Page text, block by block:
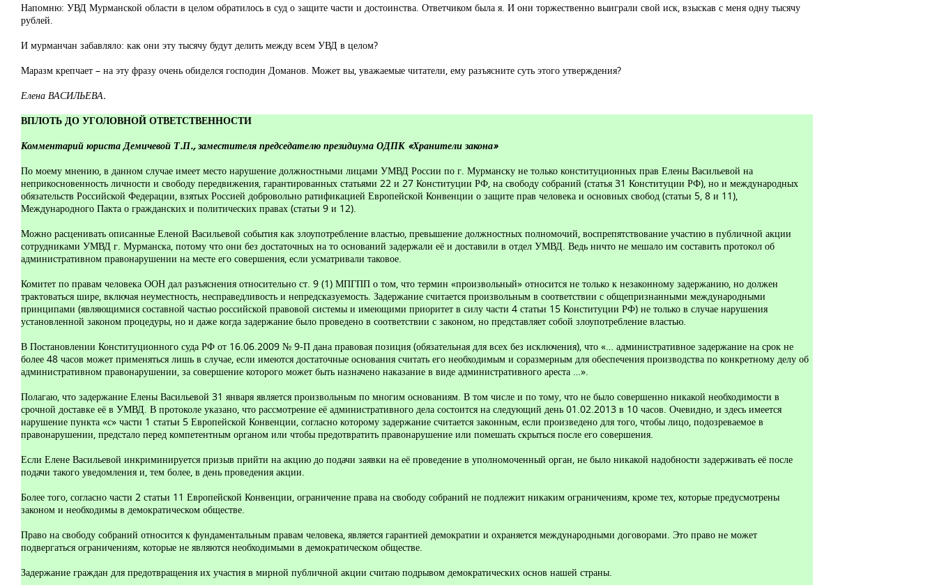
Напомню: УВД Мурманской области в целом обратилось в суд о защите части и достоинства. Ответчиком была я. И они торжественно выиграли свой иск, взыскав с меня одну тысячу
рублей.
И мурманчан забавляло: как они эту тысячу будут делить между всем УВД в целом?
Маразм крепчает – на эту фразу очень обиделся господин Доманов. Может вы, уважаемые читатели, ему разъясните суть этого утверждения?
Елена ВАСИЛЬЕВА.
ВПЛОТЬ ДО УГОЛОВНОЙ ОТВЕТСТВЕННОСТИ
Комментарий юриста Демичевой Т.П., заместителя председателю президиума ОДПК «Хранители закона»
По моему мнению, в данном случае имеет место нарушение должностными лицами УМВД России по г. Мурманску не только конституционных прав Елены Васильевой на
неприкосновенность личности и свободу передвижения, гарантированных статьями 22 и 27 Конституции РФ, на свободу собраний (статья 31 Конституции РФ), но и международных
обязательств Российской Федерации, взятых Россией добровольно ратификацией Европейской Конвенции о защите прав человека и основных свобод (статьи 5, 8 и 11),
Международного Пакта о гражданских и политических правах (статьи 9 и 12).
Можно расценивать описанные Еленой Васильевой события как злоупотребление властью, превышение должностных полномочий, воспрепятствование участию в публичной акции
сотрудниками УМВД г. Мурманска, потому что они без достаточных на то оснований задержали её и доставили в отдел УМВД. Ведь ничто не мешало им составить протокол об
административном правонарушении на месте его совершения, если усматривали таковое.
Комитет по правам человека ООН дал разъяснения относительно ст. 9 (1) МПГПП о том, что термин «произвольный» относится не только к незаконному задержанию, но должен
трактоваться шире, включая неуместность, несправедливость и непредсказуемость. Задержание считается произвольным в соответствии с общепризнанными международными
принципами (являющимися составной частью российской правовой системы и имеющими приоритет в силу части 4 статьи 15 Конституции РФ) не только в случае нарушения
установленной законом процедуры, но и даже когда задержание было проведено в соответствии с законом, но представляет собой злоупотребление властью.
В Постановлении Конституционного суда РФ от 16.06.2009 № 9-П дана правовая позиция (обязательная для всех без исключения), что «… административное задержание на срок не
более 48 часов может применяться лишь в случае, если имеются достаточные основания считать его необходимым и соразмерным для обеспечения производства по конкретному делу об
административном правонарушении, за совершение которого может быть назначено наказание в виде административного ареста …».
Полагаю, что задержание Елены Васильевой 31 января является произвольным по многим основаниям. В том числе и по тому, что не было совершенно никакой необходимости в
срочной доставке её в УМВД. В протоколе указано, что рассмотрение её административного дела состоится на следующий день 01.02.2013 в 10 часов. Очевидно, и здесь имеется
нарушение пункта «с» части 1 статьи 5 Европейской Конвенции, согласно которому задержание считается законным, если произведено для того, чтобы лицо, подозреваемое в
правонарушении, предстало перед компетентным органом или чтобы предотвратить правонарушение или помешать скрыться после его совершения.
Если Елене Васильевой инкриминируется призыв прийти на акцию до подачи заявки на её проведение в уполномоченный орган, не было никакой надобности задерживать её после
подачи такого уведомления и, тем более, в день проведения акции.
Более того, согласно части 2 статьи 11 Европейской Конвенции, ограничение права на свободу собраний не подлежит никаким ограничениям, кроме тех, которые предусмотрены
законом и необходимы в демократическом обществе.
Право на свободу собраний относится к фундаментальным правам человека, является гарантией демократии и охраняется международными договорами. Это право не может
подвергаться ограничениям, которые не являются необходимыми в демократическом обществе.
Задержание граждан для предотвращения их участия в мирной публичной акции считаю подрывом демократических основ нашей страны.